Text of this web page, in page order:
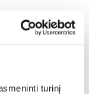
turinį